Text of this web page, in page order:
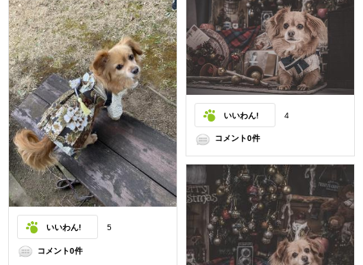
いいわん! 5
コメント0件
いいわん! 4
コメント0件